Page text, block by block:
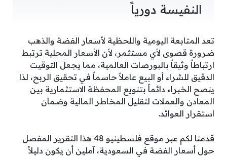
النفيسة دورياً
تعد المتابعة اليومية واللحظية لأسعار الفضة والذهب
ضرورة قصوى لأي مستثمر، لأن الأسعار المحلية ترتبط
ارتباطاً وثيقاً بالبورصات العالمية، مما يجعل التوقيت
الدقيق للشراء أو البيع عاملاً حاسماً في تحقيق الربح، لذا
ينصح الخبراء دائماً بتنويع المحفظة الاستثمارية بين
المعادن والعملات لتقليل المخاطر المالية وضمان
استقرار العوائد.
قدمنا لكم عبر موقع فلسطينيو 48 هذا التقرير المفصل
حول أسعار الفضة في السعودية، آملين أن يكون دليلاً